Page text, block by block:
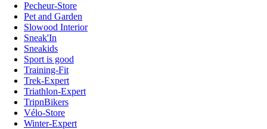
Pecheur-Store
Pet and Garden
Slowood Interior
Sneak'In
Sneakids
Sport is good
Training-Fit
Trek-Expert
Triathlon-Expert
TripnBikers
Vélo-Store
Winter-Expert